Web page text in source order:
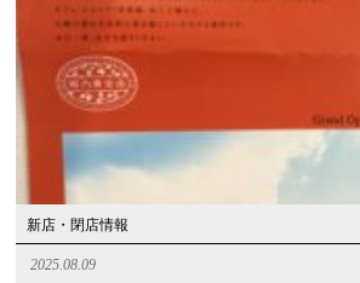
新店・閉店情報
2025.08.09